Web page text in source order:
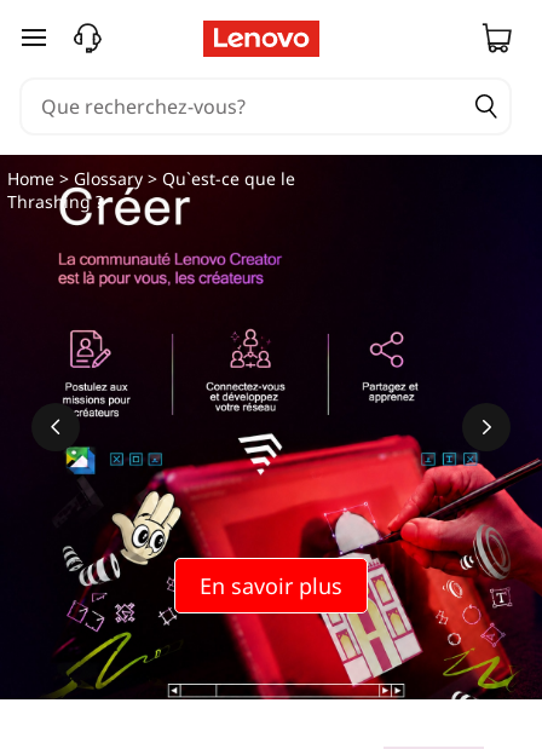
passer au contenu principal
En savoir plus
Home >Glossary > Qu`est-ce que le
Thrashing ?